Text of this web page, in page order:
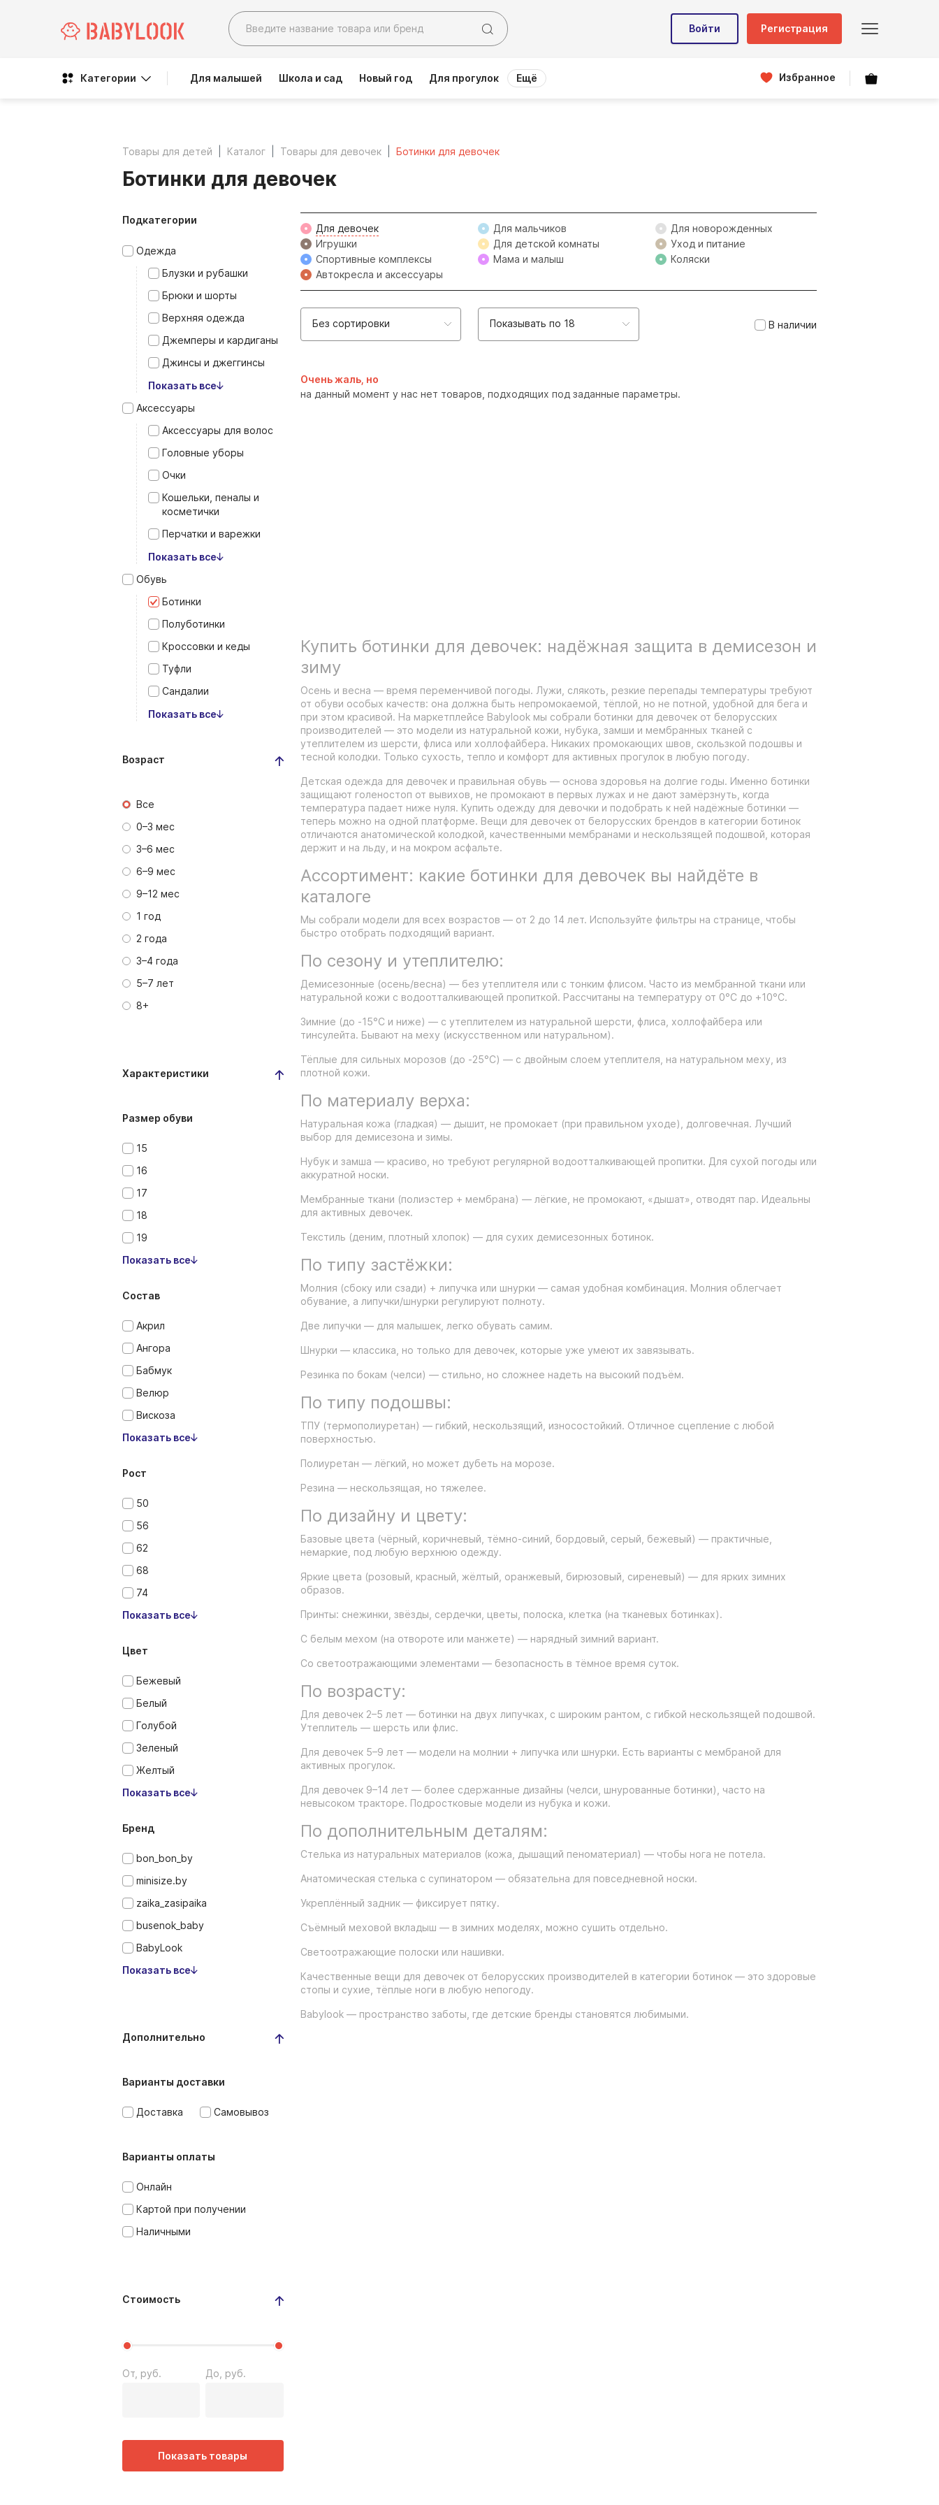
Войти Регистрация
Категории Для малышей Школа и сад Новый год Для прогулок Ещё Избранное
Товары для детей Каталог Товары для девочек Ботинки для девочек
Ботинки для девочек
Подкатегории
Одежда
Блузки и рубашки
Брюки и шорты
Верхняя одежда
Джемперы и кардиганы
Джинсы и джеггинсы
Показать все
Аксессуары
Аксессуары для волос
Головные уборы
Очки
Кошельки, пеналы и
косметички
Перчатки и варежки
Показать все
Обувь
Ботинки
Полуботинки
Кроссовки и кеды
Туфли
Сандалии
Показать все
Возраст
Все
0–3 мес
3–6 мес
6–9 мес
9–12 мес
1 год
2 года
3–4 года
5–7 лет
8+
Характеристики
Размер обуви
15
16
17
18
19
Показать все
Состав
Акрил
Ангора
Бабмук
Велюр
Вискоза
Показать все
Рост
50
56
62
68
74
Показать все
Цвет
Бежевый
Белый
Голубой
Зеленый
Желтый
Показать все
Бренд
bon_bon_by
minisize.by
zaika_zasipaika
busenok_baby
BabyLook
Показать все
Дополнительно
Варианты доставки
Доставка Самовывоз
Варианты оплаты
Онлайн
Картой при получении
Наличными
Стоимость
От, руб. До, руб.
Показать товары
Для девочек Для мальчиков
Для новорожденных
Игрушки
Для детской комнаты
Уход и питание
Спортивные комплексы
Мама и малыш
Коляски
Автокресла и аксессуары
Без сортировки Показывать по 18 В наличии
Очень жаль, но
на данный момент у нас нет товаров, подходящих под заданные параметры.
Купить ботинки для девочек: надёжная защита в демисезон и
зиму
Осень и весна — время переменчивой погоды. Лужи, слякоть, резкие перепады температуры требуют
от обуви особых качеств: она должна быть непромокаемой, тёплой, но не потной, удобной для бега и
при этом красивой. На маркетплейсе Babylook мы собрали ботинки для девочек от белорусских
производителей — это модели из натуральной кожи, нубука, замши и мембранных тканей с
утеплителем из шерсти, флиса или холлофайбера. Никаких промокающих швов, скользкой подошвы и
тесной колодки. Только сухость, тепло и комфорт для активных прогулок в любую погоду.
Детская одежда для девочек и правильная обувь — основа здоровья на долгие годы. Именно ботинки
защищают голеностоп от вывихов, не промокают в первых лужах и не дают замёрзнуть, когда
температура падает ниже нуля. Купить одежду для девочки и подобрать к ней надёжные ботинки —
теперь можно на одной платформе. Вещи для девочек от белорусских брендов в категории ботинок
отличаются анатомической колодкой, качественными мембранами и нескользящей подошвой, которая
держит и на льду, и на мокром асфальте.
Ассортимент: какие ботинки для девочек вы найдёте в
каталоге
Мы собрали модели для всех возрастов — от 2 до 14 лет. Используйте фильтры на странице, чтобы
быстро отобрать подходящий вариант.
По сезону и утеплителю:
Демисезонные (осень/весна) — без утеплителя или с тонким флисом. Часто из мембранной ткани или
натуральной кожи с водоотталкивающей пропиткой. Рассчитаны на температуру от 0°C до +10°C.
Зимние (до -15°C и ниже) — с утеплителем из натуральной шерсти, флиса, холлофайбера или
тинсулейта. Бывают на меху (искусственном или натуральном).
Тёплые для сильных морозов (до -25°C) — с двойным слоем утеплителя, на натуральном меху, из
плотной кожи.
По материалу верха:
Натуральная кожа (гладкая) — дышит, не промокает (при правильном уходе), долговечная. Лучший
выбор для демисезона и зимы.
Нубук и замша — красиво, но требуют регулярной водоотталкивающей пропитки. Для сухой погоды или
аккуратной носки.
Мембранные ткани (полиэстер + мембрана) — лёгкие, не промокают, «дышат», отводят пар. Идеальны
для активных девочек.
Текстиль (деним, плотный хлопок) — для сухих демисезонных ботинок.
По типу застёжки:
Молния (сбоку или сзади) + липучка или шнурки — самая удобная комбинация. Молния облегчает
обувание, а липучки/шнурки регулируют полноту.
Две липучки — для малышек, легко обувать самим.
Шнурки — классика, но только для девочек, которые уже умеют их завязывать.
Резинка по бокам (челси) — стильно, но сложнее надеть на высокий подъём.
По типу подошвы:
ТПУ (термополиуретан) — гибкий, нескользящий, износостойкий. Отличное сцепление с любой
поверхностью.
Полиуретан — лёгкий, но может дубеть на морозе.
Резина — нескользящая, но тяжелее.
По дизайну и цвету:
Базовые цвета (чёрный, коричневый, тёмно-синий, бордовый, серый, бежевый) — практичные,
немаркие, под любую верхнюю одежду.
Яркие цвета (розовый, красный, жёлтый, оранжевый, бирюзовый, сиреневый) — для ярких зимних
образов.
Принты: снежинки, звёзды, сердечки, цветы, полоска, клетка (на тканевых ботинках).
С белым мехом (на отвороте или манжете) — нарядный зимний вариант.
Со светоотражающими элементами — безопасность в тёмное время суток.
По возрасту:
Для девочек 2–5 лет — ботинки на двух липучках, с широким рантом, с гибкой нескользящей подошвой.
Утеплитель — шерсть или флис.
Для девочек 5–9 лет — модели на молнии + липучка или шнурки. Есть варианты с мембраной для
активных прогулок.
Для девочек 9–14 лет — более сдержанные дизайны (челси, шнурованные ботинки), часто на
невысоком тракторе. Подростковые модели из нубука и кожи.
По дополнительным деталям:
Стелька из натуральных материалов (кожа, дышащий пеноматериал) — чтобы нога не потела.
Анатомическая стелька с супинатором — обязательна для повседневной носки.
Укреплённый задник — фиксирует пятку.
Съёмный меховой вкладыш — в зимних моделях, можно сушить отдельно.
Светоотражающие полоски или нашивки.
Качественные вещи для девочек от белорусских производителей в категории ботинок — это здоровые
стопы и сухие, тёплые ноги в любую непогоду.
Babylook — пространство заботы, где детские бренды становятся любимыми.